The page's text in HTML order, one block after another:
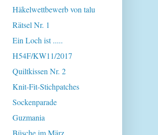
Häkelwettbewerb von talu
Rätsel Nr. 1
Ein Loch ist .....
H54F/KW11/2017
Quiltkissen Nr. 2
Knit-Fit-Stichpatches
Sockenparade
Guzmania